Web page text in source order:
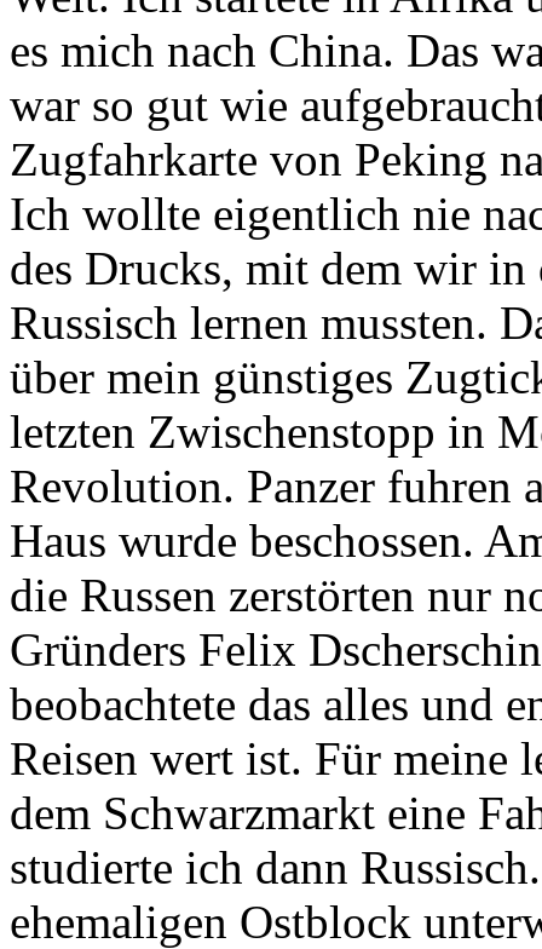
es mich nach China. Das
war so gut wie
Zugfahrkarte von Peking
Ich wollte eigentlich nie
des Drucks, mit dem wir in
Russisch lernen mussten.
über mein günstiges
letzten Zwischenstopp in
Revolution. Panzer fuhren
Haus wurde beschossen.
die Russen zerstörten nur
Gründers Felix
beobachtete das alles und
Reisen wert ist. Für meine
dem Schwarzmarkt eine
studierte ich dann
ehemaligen Ostblock